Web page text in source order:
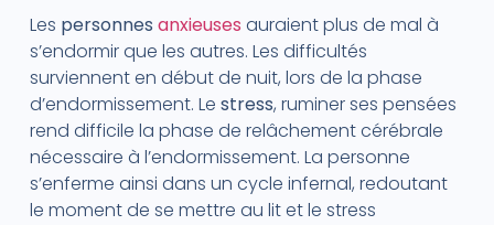
Les personnes anxieuses auraient plus de mal à
s’endormir que les autres. Les difficultés
surviennent en début de nuit, lors de la phase
d’endormissement. Le stress, ruminer ses pensées
rend difficile la phase de relâchement cérébrale
nécessaire à l’endormissement. La personne
s’enferme ainsi dans un cycle infernal, redoutant
le moment de se mettre au lit et le stress